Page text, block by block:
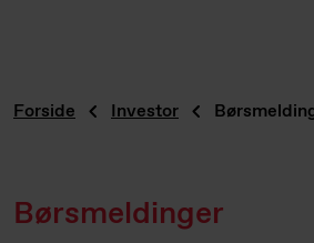
Forside Investor
Børsmeldinger